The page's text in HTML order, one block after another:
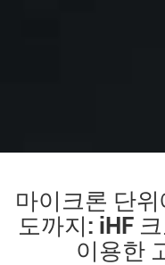
마이크론 단
도까지: iHF
이용한